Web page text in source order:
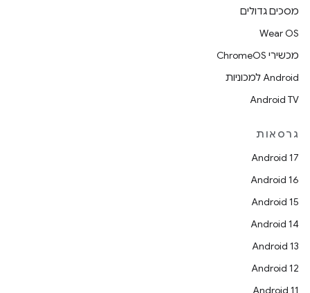
מסכים גדולים
Wear OS
מכשירי ChromeOS
Android למכוניות
Android TV
גרסאות
Android 17
Android 16
Android 15
Android 14
Android 13
Android 12
Android 11